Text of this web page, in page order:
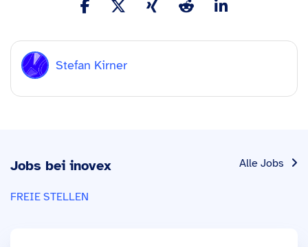
Stefan Kirner
Alle Jobs
Jobs bei inovex
FREIE STELLEN